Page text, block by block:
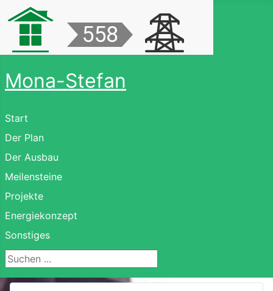
Mona-Stefan
Start
Der Plan
Der Ausbau
Meilensteine
Projekte
Energiekonzept
Sonstiges
Suchen ...